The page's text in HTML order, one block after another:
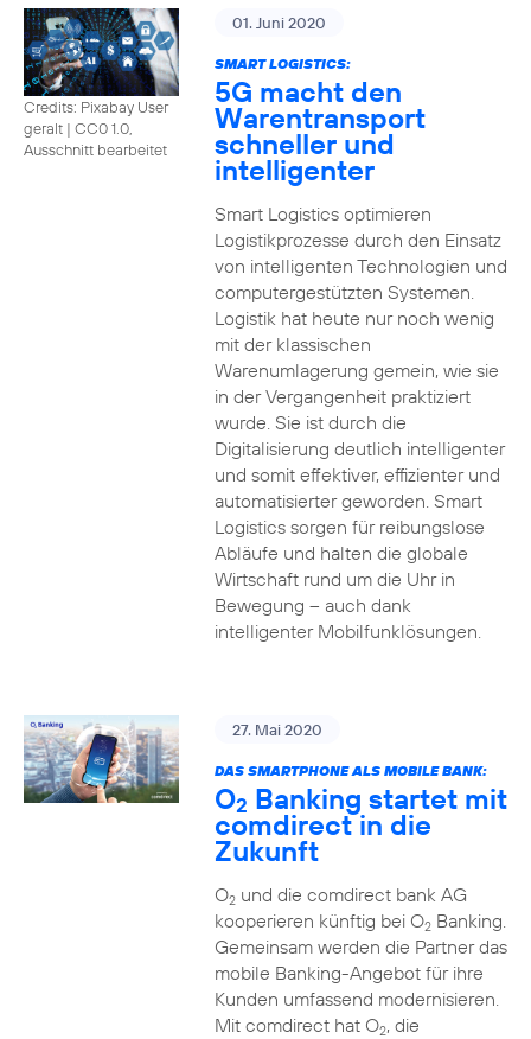
Credits: Pixabay User
geralt | CC0 1.0,
Ausschnitt bearbeitet
01. Juni 2020
SMART LOGISTICS:
5G macht den
Warentransport
schneller und
intelligenter
Smart Logistics optimieren
Logistikprozesse durch den Einsatz
von intelligenten Technologien und
computergestützten Systemen.
Logistik hat heute nur noch wenig
mit der klassischen
Warenumlagerung gemein, wie sie
in der Vergangenheit praktiziert
wurde. Sie ist durch die
Digitalisierung deutlich intelligenter
und somit effektiver, effizienter und
automatisierter geworden. Smart
Logistics sorgen für reibungslose
Abläufe und halten die globale
Wirtschaft rund um die Uhr in
Bewegung – auch dank
intelligenter Mobilfunklösungen.
27. Mai 2020
DAS SMARTPHONE ALS MOBILE BANK:
O2 Banking startet mit
comdirect in die
Zukunft
O2und die comdirect bank AG
kooperieren künftig bei O2Banking.
Gemeinsam werden die Partner das
mobile Banking-Angebot für ihre
Kunden umfassend modernisieren.
Mit comdirect hat O2, die